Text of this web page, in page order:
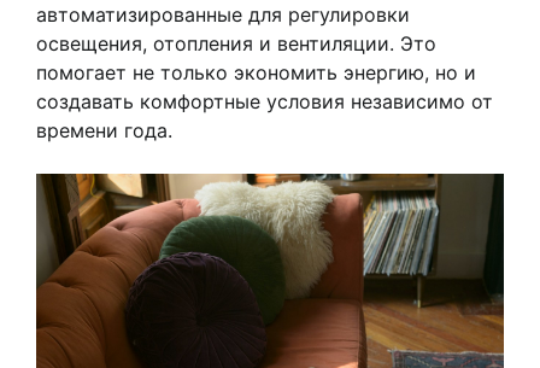
автоматизированные для регулировки
освещения, отопления и вентиляции. Это
помогает не только экономить энергию, но и
создавать комфортные условия независимо от
времени года.